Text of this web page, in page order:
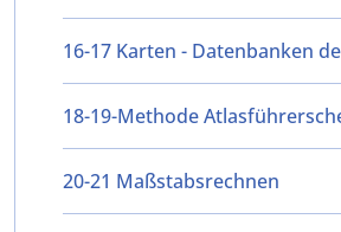
16-17 Karten - Datenbanken
18-19-Methode
20-21 Maßstabsrechnen